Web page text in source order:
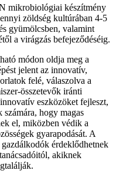
mikrobiológiai készítmény
zöldség kultúrában 4-5
gyümölcsben, valamint
a virágzás befejeződéséig.
módon oldja meg a
jelent az innovatív,
felé, válaszolva a
összetevők iránti
eszközöket fejleszt,
hogy magas
el, miközben védik a
gyarapodását. A
érdeklődhetnek
akiknek